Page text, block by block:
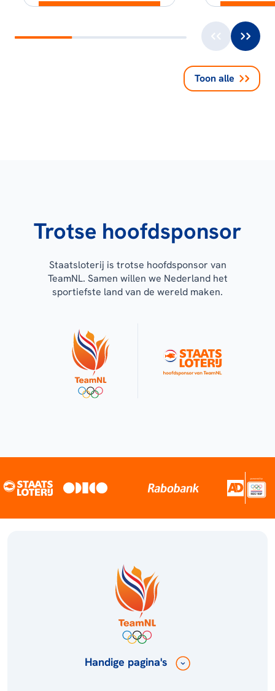
Toon alle
Trotse hoofdsponsor
Staatsloterij is trotse hoofdsponsor van
TeamNL. Samen willen we Nederland het
sportiefste land van de wereld maken.
Handige pagina's